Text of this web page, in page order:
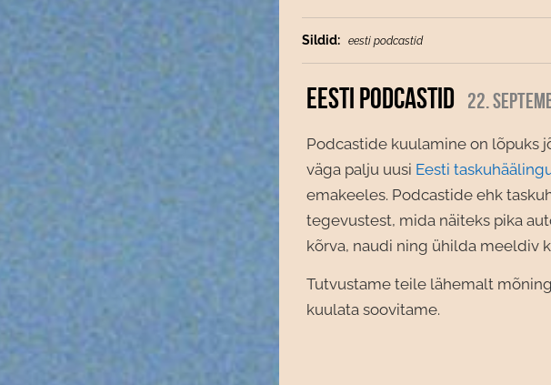
Sildid: eesti podcastid
EESTI PODCASTID 22.
Podcastide kuulamine on lõpuks
väga palju uusi Eesti
emakeeles. Podcastide ehk
tegevustest, mida näiteks pika
kõrva, naudi ning ühilda meeldiv
Tutvustame teile lähemalt
kuulata soovitame.